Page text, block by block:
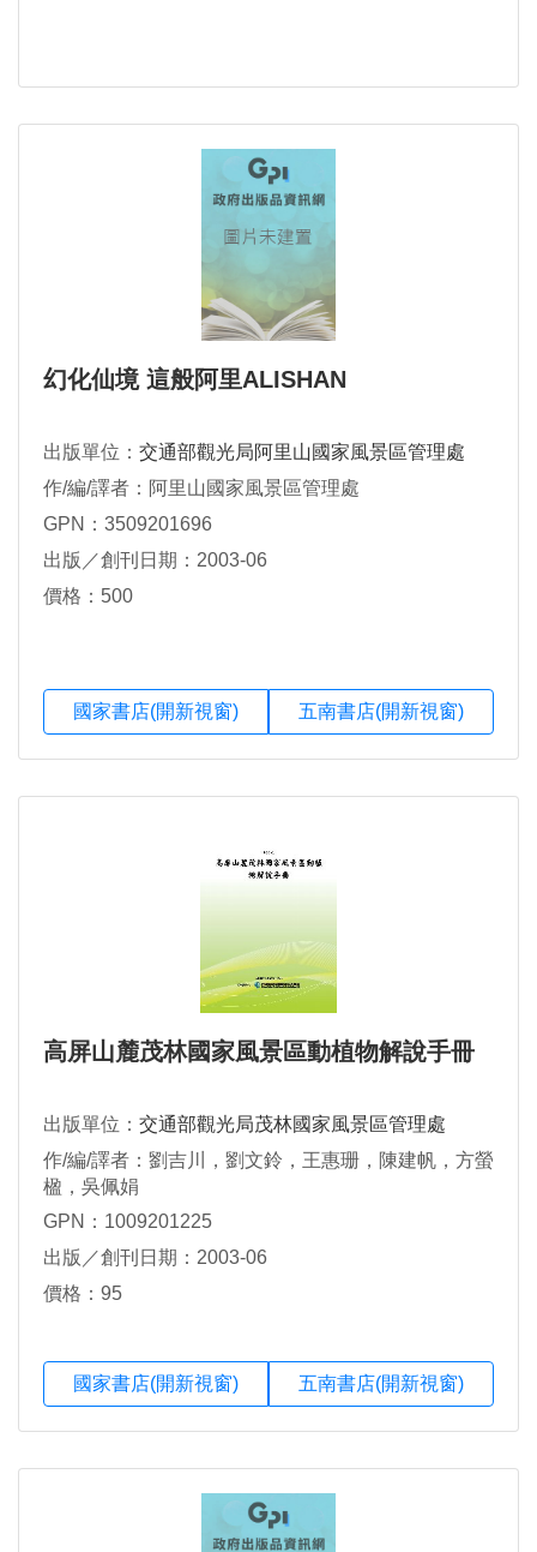
幻化仙境 這般阿里ALISHAN
出版單位： 交通部觀光局阿里山國家風景區管理處
作/編/譯者：阿里山國家風景區管理處
GPN：3509201696
出版／創刊日期：2003-06
價格：500
國家書店(開新視窗) 五南書店(開新視窗)
高屏山麓茂林國家風景區動植物解說手冊
出版單位： 交通部觀光局茂林國家風景區管理處
作/編/譯者：劉吉川，劉文鈴，王惠珊，陳建帆，方螢
楹，吳佩娟
GPN：1009201225
出版／創刊日期：2003-06
價格：95
國家書店(開新視窗) 五南書店(開新視窗)